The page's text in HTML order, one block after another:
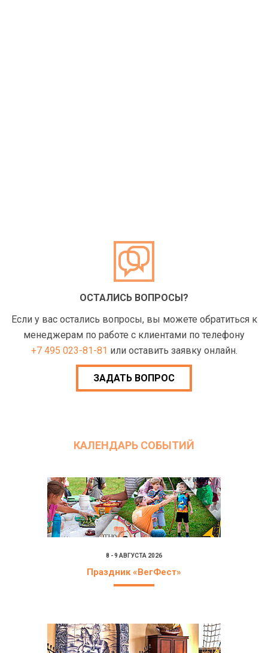
ОСТАЛИСЬ ВОПРОСЫ?
Если у вас остались вопросы, вы можете обратиться к
менеджерам по работе с клиентами по телефону
+7 495 023-81-81 или оставить заявку онлайн.
ЗАДАТЬ ВОПРОС
КАЛЕНДАРЬ СОБЫТИЙ
8 - 9 АВГУСТА 2026
Праздник «ВегФест»